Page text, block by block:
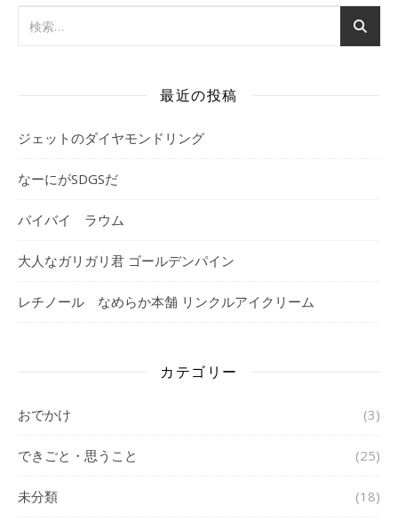
最近の投稿
ジェットのダイヤモンドリング
なーにがSDGSだ
バイバイ ラウム
大人なガリガリ君 ゴールデンパイン
レチノール なめらか本舗 リンクルアイクリーム
カテゴリー
おでかけ (3)
できごと・思うこと (25)
未分類 (18)